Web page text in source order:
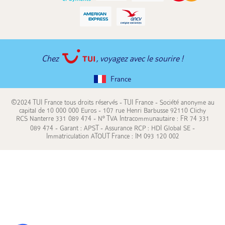
Chez , voyagez avec le sourire !
France
©2024 TUI France tous droits réservés - TUI France - Société anonyme au
capital de 10 000 000 Euros - 107 rue Henri Barbusse 92110 Clichy
RCS Nanterre 331 089 474 - N° TVA Intracommunautaire : FR 74 331
089 474 - Garant : APST - Assurance RCP : HDI Global SE -
Immatriculation ATOUT France : IM 093 120 002